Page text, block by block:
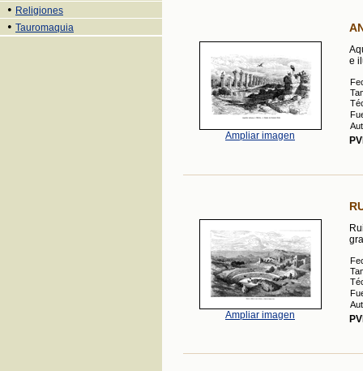
• Religiones
• Tauromaquia
Ampliar imagen
e
Ampliar imagen